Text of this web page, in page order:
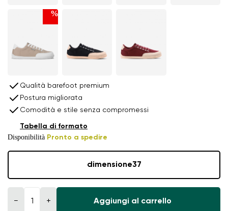
%
Qualità barefoot premium
Postura migliorata
Comodità e stile senza compromessi
Disponibilità Pronto a spedire
Tabella di formato
dimensione37
− + Aggiungi al carrello